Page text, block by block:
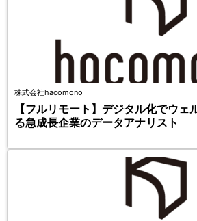
株式会社hacomono
【フルリモート】デジタル化でウェ
る急成長企業のデータアナリスト